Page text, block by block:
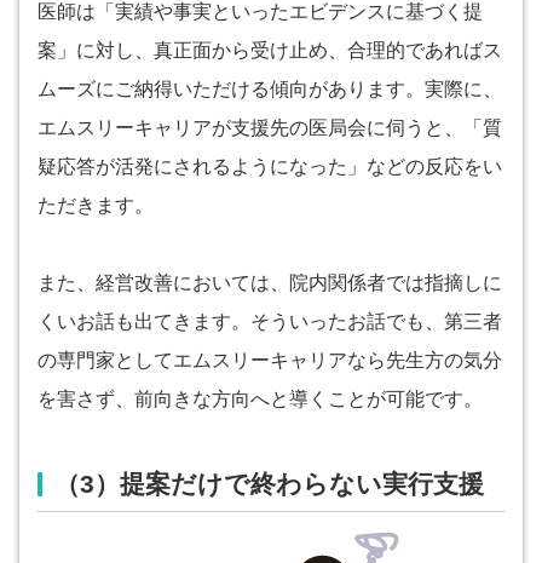
医師は「実績や事実といったエビデンスに基づく提
案」に対し、真正面から受け止め、合理的であればス
ムーズにご納得いただける傾向があります。実際に、
エムスリーキャリアが支援先の医局会に伺うと、「質
疑応答が活発にされるようになった」などの反応をい
ただきます。
また、経営改善においては、院内関係者では指摘しに
くいお話も出てきます。そういったお話でも、第三者
の専門家としてエムスリーキャリアなら先生方の気分
を害さず、前向きな方向へと導くことが可能です。
（3）提案だけで終わらない実行支援